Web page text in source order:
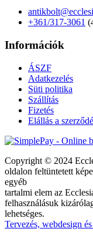
+361/317-3061
Információk
ÁSZF
Adatkezelés
Süti politika
Szállítás
Fizetés
Elállás a
Copyright © 2024
oldalon feltüntetett
egyéb
tartalmi elem az
felhasználásuk
lehetséges.
Tervezés, webdesign